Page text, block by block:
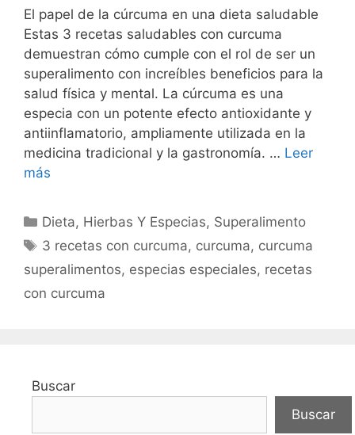
El papel de la cúrcuma en una dieta saludable
Estas 3 recetas saludables con curcuma
demuestran cómo cumple con el rol de ser un
superalimento con increíbles beneficios para la
salud física y mental. La cúrcuma es una
especia con un potente efecto antioxidante y
antiinflamatorio, ampliamente utilizada en la
medicina tradicional y la gastronomía. … Leer
más
Categorías
Dieta, Hierbas Y Especias, Superalimento
Etiquetas
3 recetas con curcuma, curcuma, curcuma
superalimentos, especias especiales, recetas
con curcuma
Buscar
Buscar